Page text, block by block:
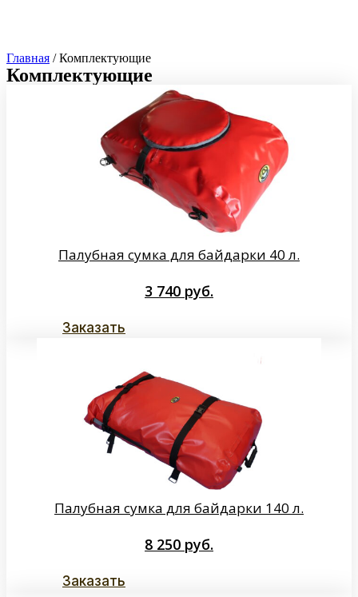
Главная / Комплектующие
Комплектующие
Палубная сумка для байдарки 40 л.
3 740 руб.
Заказать
Палубная сумка для байдарки 140 л.
8 250 руб.
Заказать